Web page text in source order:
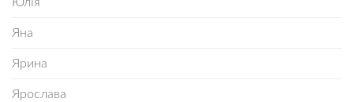
Юлія
Яна
Ярина
Ярослава